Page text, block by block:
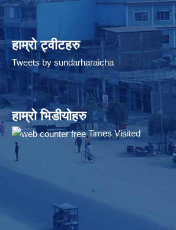
हाम्रो ट्वीटहरु
Tweets by sundarharaicha
हाम्रो भिडीयोहरु
Times Visited